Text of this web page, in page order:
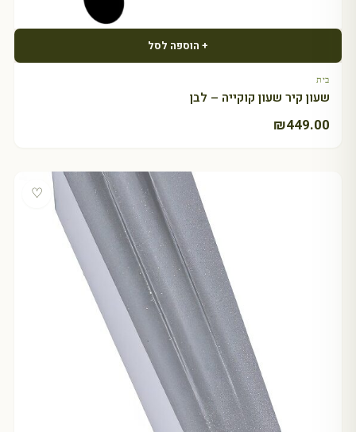
+ הוספה לסל
בית
שעון קיר שעון קוקייה – לבן
₪449.00
♡